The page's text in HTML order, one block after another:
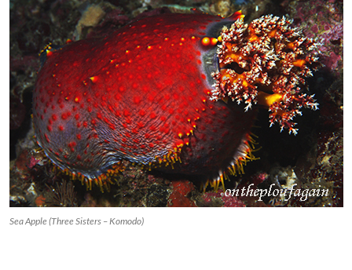
Sea Apple (Three Sisters – Komodo)